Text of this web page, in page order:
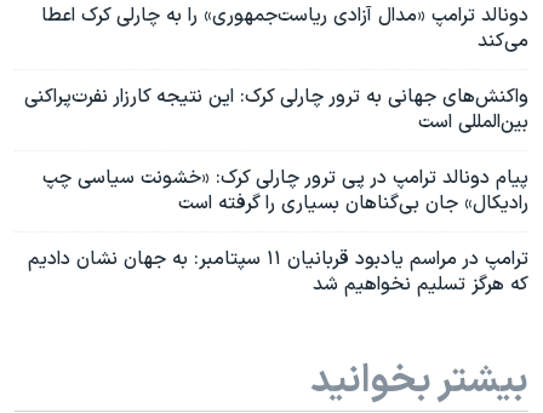
دونالد ترامپ «مدال آزادی ریاست‌جمهوری» را به چارلی کرک اعطا
می‌کند
واکنش‌های جهانی به ترور چارلی کرک: این نتیجه کارزار نفرت‌پراکنی
بین‌المللی است
پیام دونالد ترامپ در پی ترور چارلی کرک: «خشونت سیاسی چپ
رادیکال» جان‌ بی‌گناهان بسیاری را گرفته است
ترامپ در مراسم یادبود قربانیان ۱۱ سپتامبر: به جهان نشان دادیم
که هرگز تسلیم نخواهیم شد
بیشتر بخوانید